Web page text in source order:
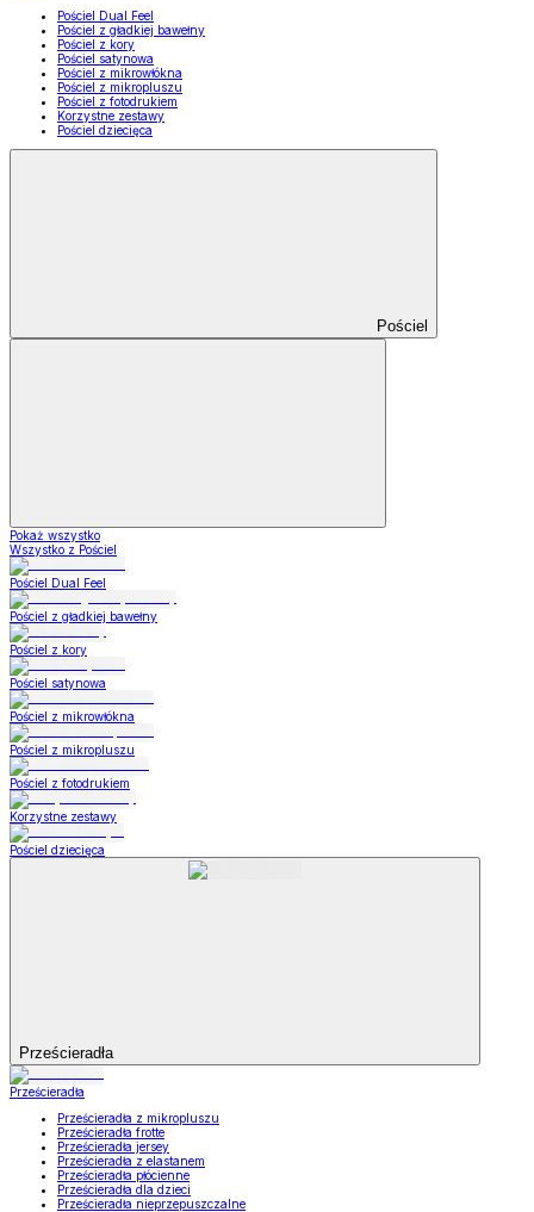
Pościel Dual Feel
Pościel z gładkiej bawełny
Pościel z kory
Pościel satynowa
Pościel z mikrowłókna
Pościel z mikropluszu
Pościel z fotodrukiem
Korzystne zestawy
Pościel dziecięca
Pościel
Pokaż wszystko
Wszystko z Pościel
Pościel Dual Feel
Pościel z gładkiej bawełny
Pościel z kory
Pościel satynowa
Pościel z mikrowłókna
Pościel z mikropluszu
Pościel z fotodrukiem
Korzystne zestawy
Pościel dziecięca
Prześcieradła
Prześcieradła
Prześcieradła z mikropluszu
Prześcieradła frotte
Prześcieradła jersey
Prześcieradła z elastanem
Prześcieradła płócienne
Prześcieradła dla dzieci
Prześcieradła nieprzepuszczalne